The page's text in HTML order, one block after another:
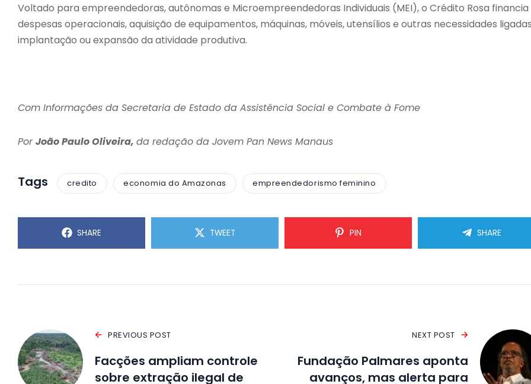
Voltado para empreendedoras, autônomas e Microempreendedoras Individuais (MEI), o Crédito Rosa financia
despesas operacionais, aquisição de equipamentos, máquinas, móveis, utensílios e outras necessidades
implantação ou expansão da atividade produtiva.
Com Informações da Secretaria de Estado da Assistência Social e Combate à Fome
PorJoão Paulo Oliveira, da redação da Jovem Pan News Manaus
Tags credito economia do Amazonas empreendedorismo feminino
SHARE TWEET PIN SHARE
PREVIOUS POST
Facções ampliam controle
sobre extração ilegal de
NEXT POST
Fundação Palmares aponta
avanços, mas alerta para